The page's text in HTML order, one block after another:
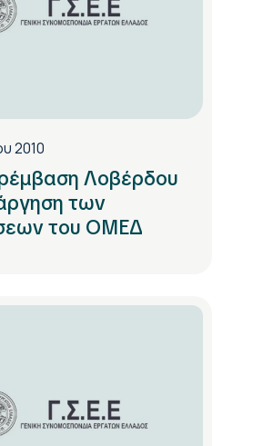
2010
Λοβέρδου
των
του ΟΜΕΔ